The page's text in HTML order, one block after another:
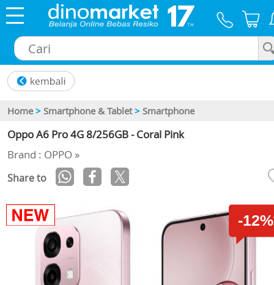
Home > Smartphone & Tablet > Smartphone
Oppo A6 Pro 4G 8/256GB - Coral Pink
Brand : OPPO »
Share to
-